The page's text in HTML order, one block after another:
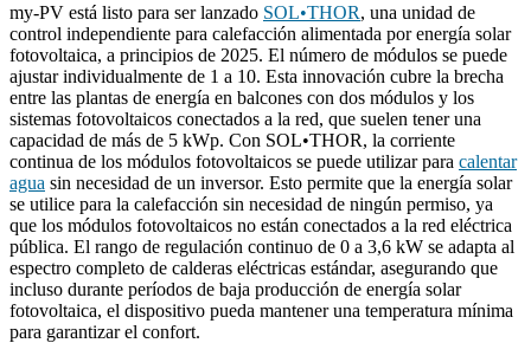
my-PV está listo para ser lanzado SOL•THOR, una unidad de
control independiente para calefacción alimentada por energía solar
fotovoltaica, a principios de 2025. El número de módulos se puede
ajustar individualmente de 1 a 10. Esta innovación cubre la brecha
entre las plantas de energía en balcones con dos módulos y los
sistemas fotovoltaicos conectados a la red, que suelen tener una
capacidad de más de 5 kWp. Con SOL•THOR, la corriente
continua de los módulos fotovoltaicos se puede utilizar para calentar
agua sin necesidad de un inversor. Esto permite que la energía solar
se utilice para la calefacción sin necesidad de ningún permiso, ya
que los módulos fotovoltaicos no están conectados a la red eléctrica
pública. El rango de regulación continuo de 0 a 3,6 kW se adapta al
espectro completo de calderas eléctricas estándar, asegurando que
incluso durante períodos de baja producción de energía solar
fotovoltaica, el dispositivo pueda mantener una temperatura mínima
para garantizar el confort.